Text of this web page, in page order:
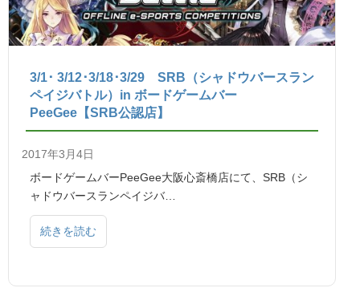
3/1･ 3/12･3/18･3/29 SRB（シャドウバースラン
ペイジバトル）in ボードゲームバー
PeeGee【SRB公認店】
2017年3月4日
ボードゲームバーPeeGee大阪心斎橋店にて、SRB（シ
ャドウバースランペイジバ…
続きを読む